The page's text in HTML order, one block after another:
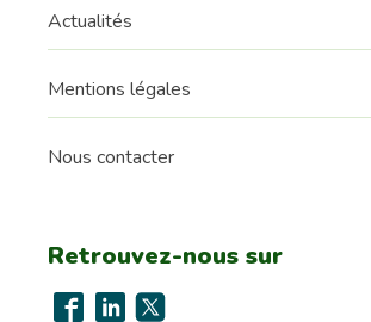
Actualités
Mentions légales
Nous contacter
Retrouvez-nous sur